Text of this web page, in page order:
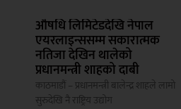
औषधि लिमिटेडदेखि नेपाल
एयरलाइन्ससम्म सकारात्मक
नतिजा देखिन थालेको
प्रधानमन्त्री शाहको दाबी
काठमाडौं – प्रधानमन्त्री बालेन्द्र शाहले लामो
सुरुदेखि नै राष्ट्रिय उद्योग